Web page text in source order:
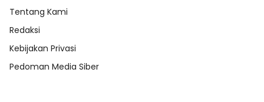
Tentang Kami
Redaksi
Kebijakan Privasi
Pedoman Media Siber